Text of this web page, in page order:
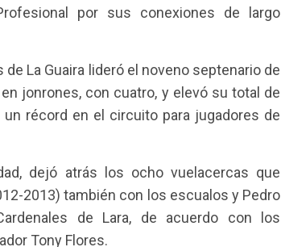
por sus conexiones de largo
La Guaira lideró el noveno septenario de
jonrones, con cuatro, y elevó su total de
récord en el circuito para jugadores de
dejó atrás los ocho vuelacercas que
2013) también con los escualos y Pedro
de Lara, de acuerdo con los
Tony Flores.